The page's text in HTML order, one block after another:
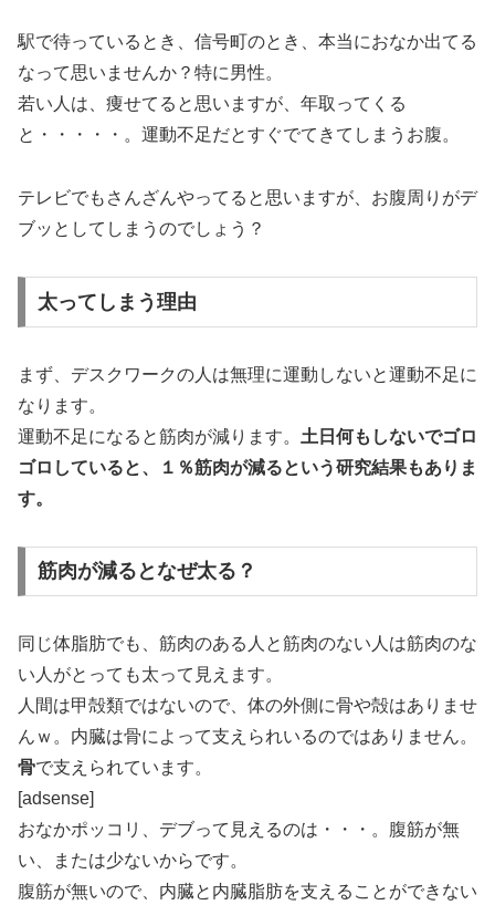
駅で待っているとき、信号町のとき、本当におなか出てる
なって思いませんか？特に男性。
若い人は、痩せてると思いますが、年取ってくる
と・・・・・。運動不足だとすぐでてきてしまうお腹。
テレビでもさんざんやってると思いますが、お腹周りがデ
ブッとしてしまうのでしょう？
太ってしまう理由
まず、デスクワークの人は無理に運動しないと運動不足に
なります。
運動不足になると筋肉が減ります。 土日何もしないでゴロ
ゴロしていると、１％筋肉が減るという研究結果もありま
す。
筋肉が減るとなぜ太る？
同じ体脂肪でも、筋肉のある人と筋肉のない人は筋肉のな
い人がとっても太って見えます。
人間は甲殻類ではないので、体の外側に骨や殻はありませ
んｗ。内臓は骨によって支えられいるのではありません。
骨で支えられています。
[adsense]
おなかポッコリ、デブって見えるのは・・・。腹筋が無
い、または少ないからです。
腹筋が無いので、内臓と内臓脂肪を支えることができない